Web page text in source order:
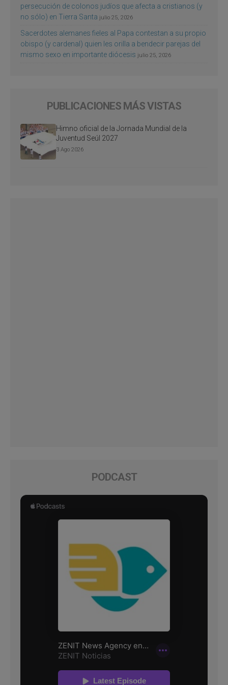
persecución de colonos judíos que afecta a cristianos (y
no sólo) en Tierra Santa julio 25, 2026
Sacerdotes alemanes fieles al Papa contestan a su propio
obispo (y cardenal) quien les orilla a bendecir parejas del
mismo sexo en importante diócesis julio 25, 2026
PUBLICACIONES MÁS VISTAS
Himno oficial de la Jornada Mundial de la
Juventud Seúl 2027
3 Ago 2026
PODCAST